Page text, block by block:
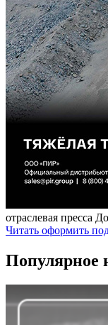
отраcлевая пресса
Читать оформить
Популярное